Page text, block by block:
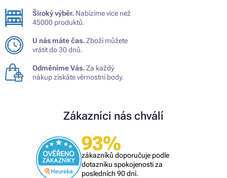
Široký výběr. Nabízíme více než
45000 produktů.
U nás máte čas.Zboží můžete
vrátit do 30 dnů.
Odměníme Vás.Za každý
nákup získáte věrnostní body.
Zákazníci nás chválí
93%
zákazníků doporučuje podle
dotazníku spokojenosti za
posledních 90 dní.